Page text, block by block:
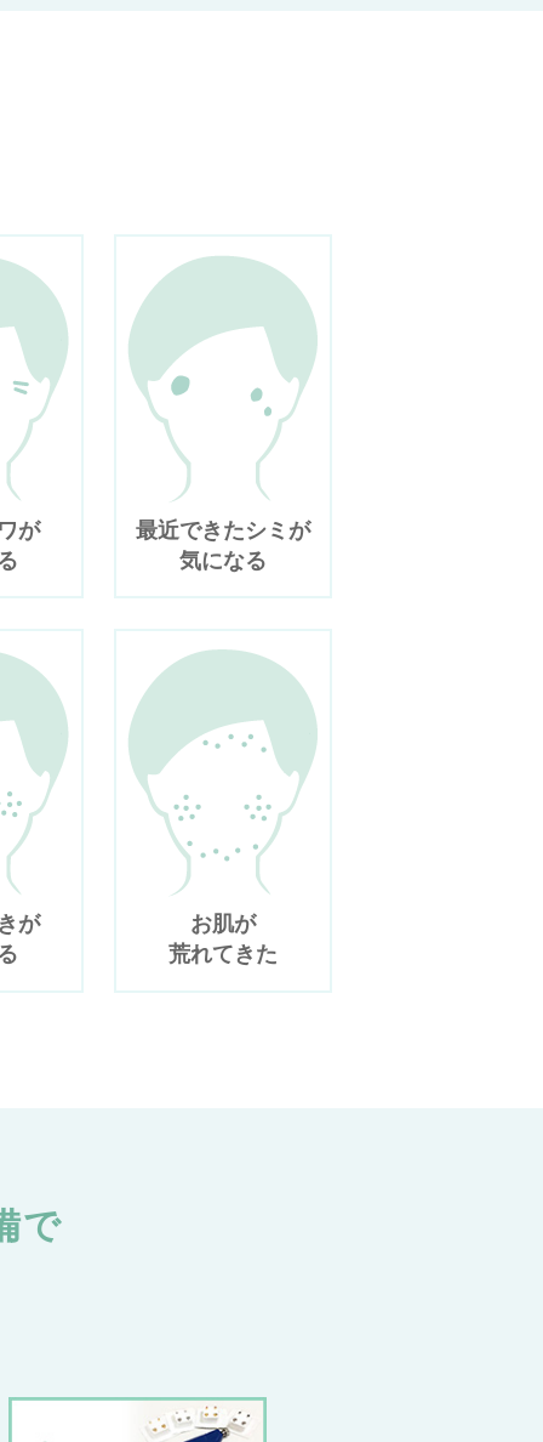
が
最近できたシミが
気になる
が
お肌が
荒れてきた
で